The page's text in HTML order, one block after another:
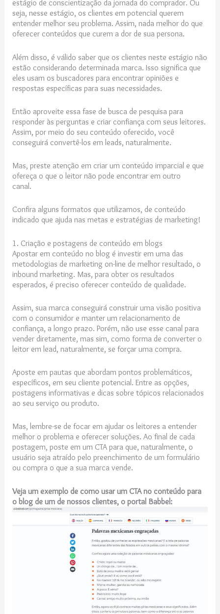
estágio de conscientização da jornada do comprador. Ou
seja, nesse estágio, os clientes em potencial querem
entender melhor seu problema. Assim, nada melhor do que
oferecer conteúdos que curem a dor de sua persona.
Além disso, é válido saber que os clientes neste estágio não
estão considerando determinada marca. Isso significa que
eles usam os buscadores para encontrar opiniões e
respostas específicas para suas necessidades.
Então aproveite essa fase de busca de pesquisa para
responder às perguntas e criar confiança com seus leitores.
Assim, por meio do seu conteúdo oferecido, você
conseguirá convertê-los em leads, naturalmente.
Mas, preste atenção em criar um conteúdo imparcial e que
ofereça o que o leitor não pode encontrar em outro
canal.
Confira alguns formatos que utilizamos, de conteúdo
indicado que ajuda nas metas e estratégias de marketing!
1. Criação e postagens de conteúdo em blogs
Apostar em conteúdo no blog é investir em uma das
metodologias de marketing on-line de melhor resultado, o
inbound marketing. Mas, para obter os resultados
esperados, é preciso oferecer conteúdo de qualidade.
Assim, sua marca conseguirá construir uma visão positiva
com o consumidor e manter um relacionamento de
confiança, a longo prazo. Porém, não use esse canal para
vender diretamente, mas sim, como forma de converter o
leitor em lead, naturalmente, se forçar uma compra.
Aposte em pautas que abordam pontos problemáticos,
específicos, em seu cliente potencial. Entre as opções,
postagens informativas e dicas sobre tópicos relacionados
ao seu serviço ou produto.
Mas, lembre-se de focar em ajudar os leitores a entender
melhor o problema e oferecer soluções. Ao final de cada
postagem, poste em um CTA para que, naturalmente, o
usuário seja atraído pelo preenchimento de um formulário
ou compra o que a sua marca vende.
Veja um exemplo de como usar um CTA no conteúdo para
o blog de um de nossos clientes, o portal Babbel: